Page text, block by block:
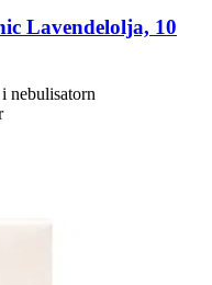
Lavendelolja, 10
nebulisatorn